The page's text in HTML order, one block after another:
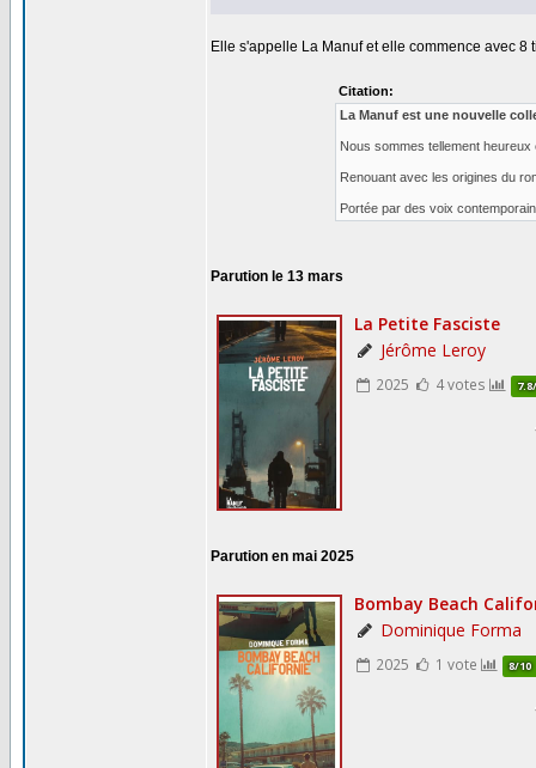
Elle s'appelle La Manuf et elle commence avec
Citation:
La Manuf est une nouvelle
Nous sommes tellement
Renouant avec les origines du
Portée par des voix
Parution le 13 mars
Parution en mai 2025